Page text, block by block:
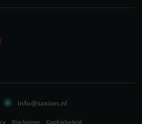
info@saxion.nl
Disclaimer Cookiebeleid